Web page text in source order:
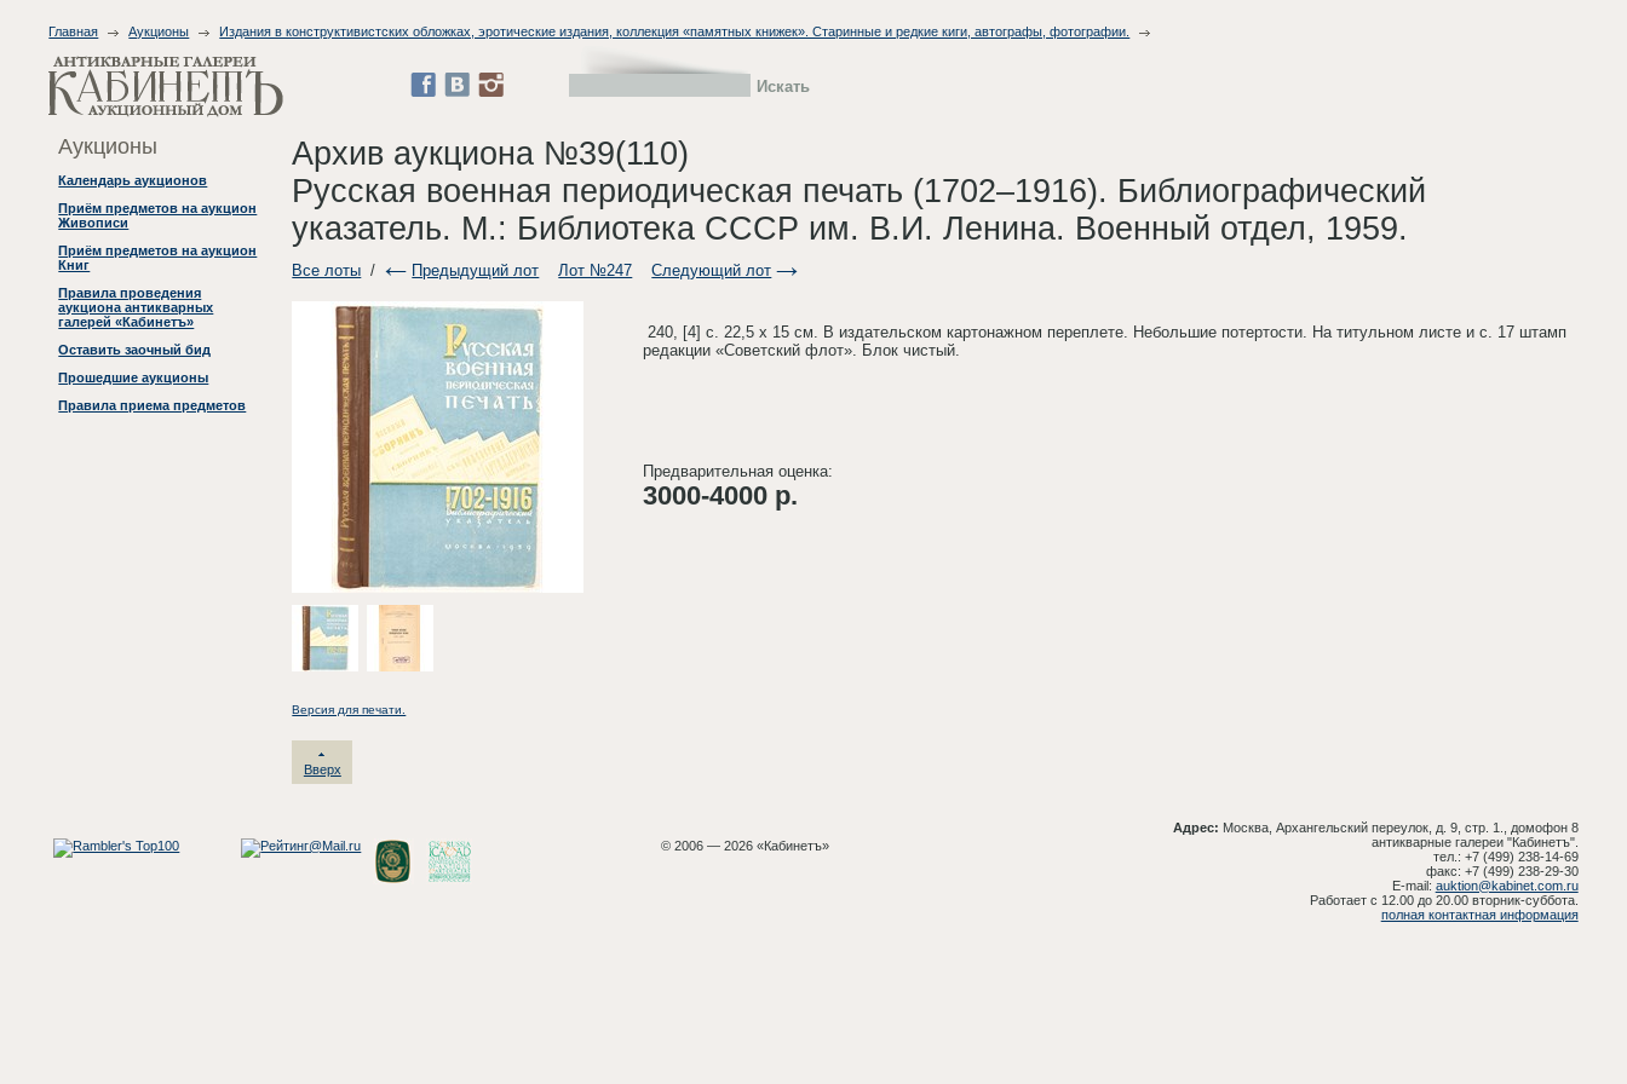
Главная Аукционы Издания в конструктивистских обложках, эротические издания, коллекция «памятных книжек». Старинные и редкие киги, автографы, фотографии.
Аукционы
Календарь аукционов
Приём предметов на аукцион
Живописи
Приём предметов на аукцион
Книг
Правила проведения
аукциона антикварных
галерей «Кабинетъ»
Оставить заочный бид
Прошедшие аукционы
Правила приема предметов
Архив аукциона №39(110)
Русская военная периодическая печать (1702–1916). Библиографический
указатель. М.: Библиотека СССР им. В.И. Ленина. Военный отдел, 1959.
Все лоты / Предыдущий лот Лот №247 Следующий лот
240, [4] с. 22,5 х 15 см. В издательском картонажном переплете. Небольшие потертости. На титульном листе и с. 17 штамп
редакции «Советский флот». Блок чистый.
Предварительная оценка:
3000-4000 р.
Версия для печати.
Вверх
Адрес: Москва, Архангельский переулок, д. 9, стр. 1., домофон 8
антикварные галереи "Кабинетъ".
тел.: +7 (499) 238-14-69
факс: +7 (499) 238-29-30
E-mail: auktion@kabinet.com.ru
Работает с 12.00 до 20.00 вторник-суббота.
полная контактная информация
© 2006 — 2026 «Кабинетъ»